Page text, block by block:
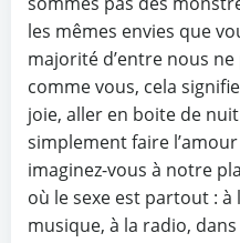
les mêmes envies que
majorité d’entre nous
comme vous, cela
joie, aller en boite de
simplement faire
imaginez-vous à notre
où le sexe est partout : à
musique, à la radio,